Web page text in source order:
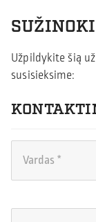
Užpildykite šią
susisieksime: